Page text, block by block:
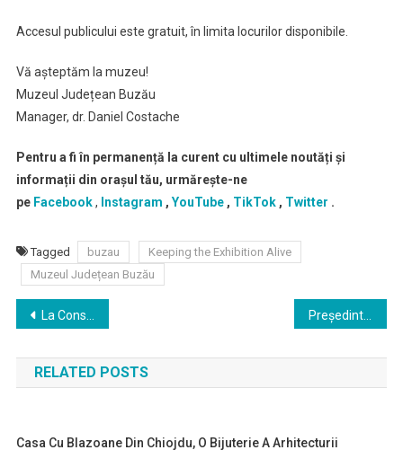
Accesul publicului este gratuit, în limita locurilor disponibile.
Vă așteptăm la muzeu!
Muzeul Județean Buzău
Manager, dr. Daniel Costache
Pentru a fi în permanență la curent cu ultimele noutăți și
informații din orașul tău, urmărește-ne
pe Facebook, Instagram , YouTube, TikTok , Twitter .
Tagged buzau
Keeping the Exhibition Alive
Muzeul Județean Buzău
Navigare
în
articole
La Consiliul Județean Buzău 26 de UAT-uri au semnat 29 de contracte pentru proiecte de iluminat public, finanțate prin Administrația Fondului pentru Mediu Președintele Consiliului Județean Buzău, Marcel Ciolacu, a avut joi o întrevedere cu managerul Spitalului Universitar de Urgență București, Cătălin Cîrstoiu, cu scopul înființării primului consorțiu public între unitățile spitalicești din județ și cea din Capitală
RELATED POSTS
Casa Cu Blazoane Din Chiojdu, O Bijuterie A Arhitecturii